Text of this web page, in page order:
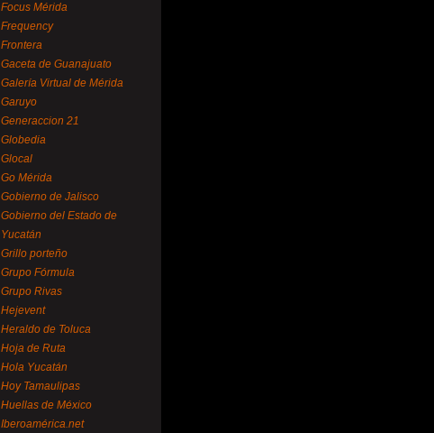
Focus Mérida
Frequency
Frontera
Gaceta de Guanajuato
Galería Virtual de Mérida
Garuyo
Generaccion 21
Globedia
Glocal
Go Mérida
Gobierno de Jalisco
Gobierno del Estado de
Yucatán
Grillo porteño
Grupo Fórmula
Grupo Rivas
Hejevent
Heraldo de Toluca
Hoja de Ruta
Hola Yucatán
Hoy Tamaulipas
Huellas de México
Iberoamérica.net